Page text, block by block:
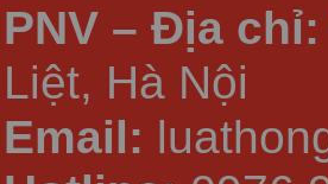
PNV – Địa chỉ:
Liệt, Hà Nội
Email: